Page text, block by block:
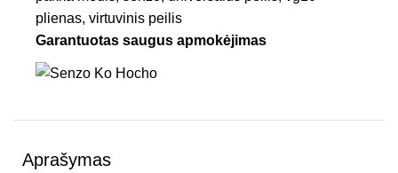
plienas, virtuvinis peilis
Garantuotas saugus apmokėjimas
Aprašymas